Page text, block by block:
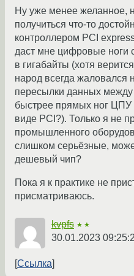
Ну уже менее желанное,
получиться что-то
контроллером PCI
даст мне цифровые ноги
в гигабайты (хотя
народ всегда жаловался
пересылки данных
быстрее прямых ног ЦПУ
виде PCI?). Только я не
промышленного
слишком серьёзные,
дешевый чип?
Пока я к практике не
присматриваюсь.
kvpfs ★★
30.01.2023
Ссылка